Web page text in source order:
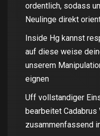
ordentlich, sodass
Neulinge direkt
Inside Hg kannst
auf diese weise
unserem
eignen
Uff vollstandiger
bearbeitet
zusammenfassend